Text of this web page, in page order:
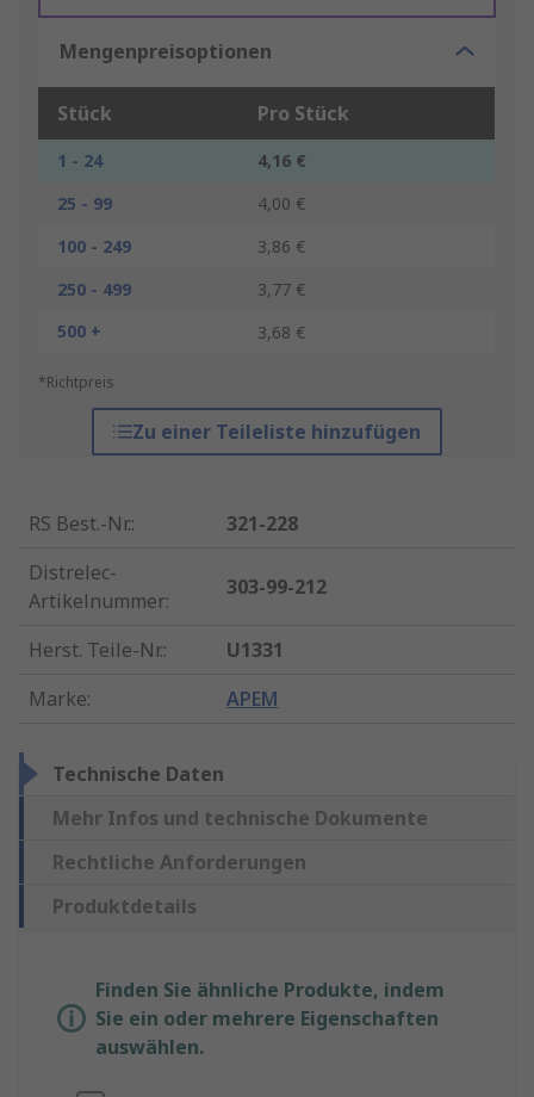
Mengenpreisoptionen
Stück Pro Stück
1 - 24
4,16 €
25 - 99
4,00 €
100 - 249
3,86 €
250 - 499
3,77 €
500 +
3,68 €
*Richtpreis
Zu einer Teileliste hinzufügen
RS Best.-Nr.:
321-228
Distrelec-
Artikelnummer:
303-99-212
Herst. Teile-Nr.:
U1331
Marke: APEM
Technische Daten
Mehr Infos und technische Dokumente
Rechtliche Anforderungen
Produktdetails
Finden Sie ähnliche Produkte, indem
Sie ein oder mehrere Eigenschaften
auswählen.